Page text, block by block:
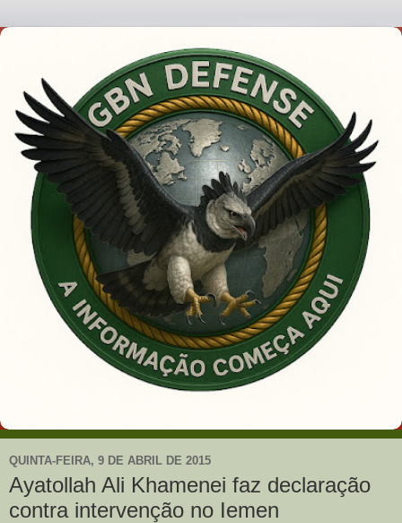
QUINTA-FEIRA, 9 DE ABRIL DE 2015
Ayatollah Ali Khamenei faz declaração
contra intervenção no Iemen